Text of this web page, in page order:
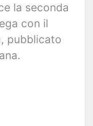
la seconda
con il
pubblicato